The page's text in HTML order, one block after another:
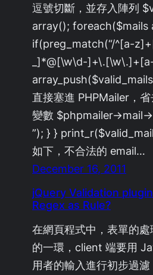
逗號切斷，並存入陣列
array(); foreach($mails
if(preg_match(“/^[a-
_]*@[\w\d-
直接塞進 PHPMailer，
變數 $phpmailer->mail-
”); } }
如下，不合法的 email…
December 16, 2011
jQuery Validation
Regex as Rule?
在網頁程式中，表單的
的一環，client 端要用
用者的輸入進行初步過